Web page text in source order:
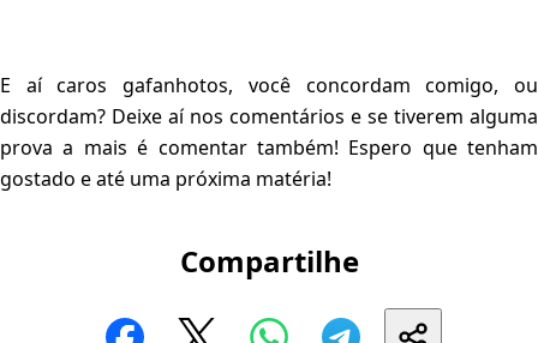
E aí caros gafanhotos, você concordam comigo, ou
discordam? Deixe aí nos comentários e se tiverem alguma
prova a mais é comentar também! Espero que tenham
gostado e até uma próxima matéria!
Compartilhe